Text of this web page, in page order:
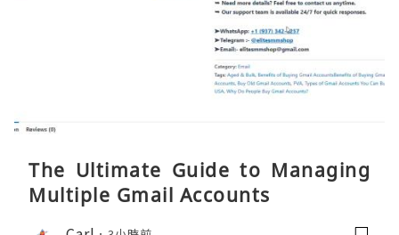
The Ultimate Guide to Managing
Multiple Gmail Accounts